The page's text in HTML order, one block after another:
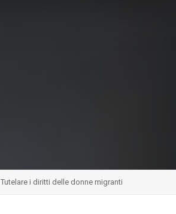
Tutelare i diritti delle donne migranti